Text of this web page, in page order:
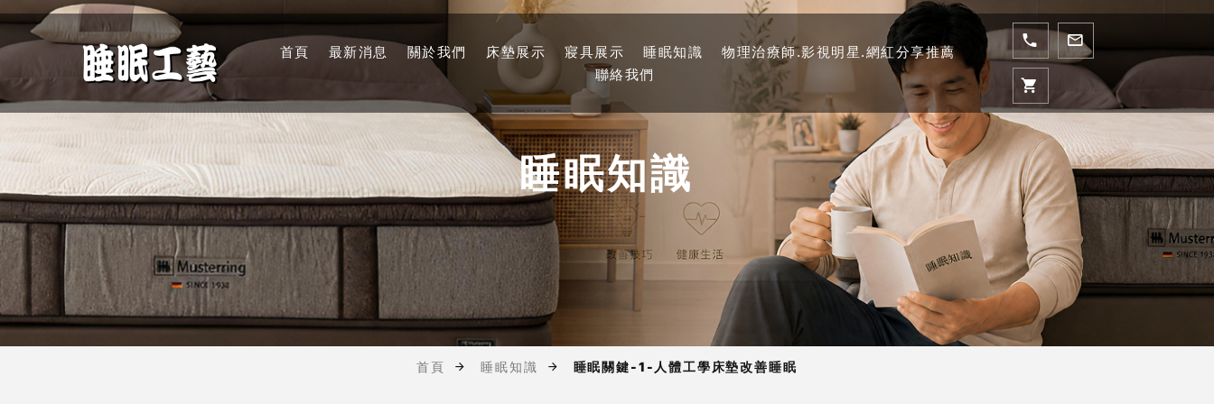
首頁 最新消息 關於我們 床墊展示 寢具展示 睡眠知識
物理治療師.影視明星.網紅分享推薦
聯絡我們
睡眠知識
首頁 睡眠知識 睡眠關鍵-1-人體工學床墊改善睡眠